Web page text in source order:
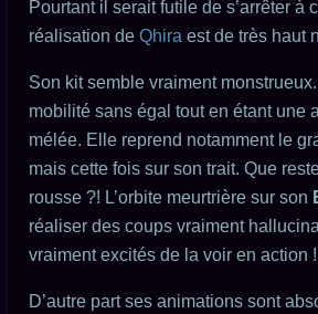
Pourtant il serait futile de s’arrêter à
réalisation de Qhira est de très haut
Son kit semble vraiment
mobilité sans égal tout en étant une
mélée. Elle reprend notamment le
mais cette fois sur son trait. Que
rousse ?! L’orbite meurtrière sur son
réaliser des coups vraiment
vraiment excités de la voir en action !
D’autre part ses animations sont